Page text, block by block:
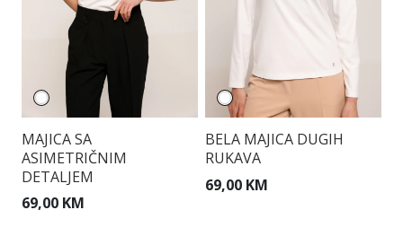
MAJICA SA
ASIMETRIČNIM
DETALJEM
69,00 KM
BELA MAJICA DUGIH
RUKAVA
69,00 KM